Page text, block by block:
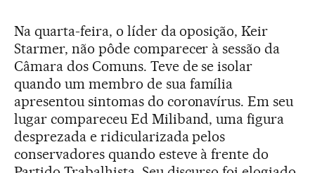
Na quarta-feira, o líder da oposição, Keir
Starmer, não pôde comparecer à sessão da
Câmara dos Comuns. Teve de se isolar
quando um membro de sua família
apresentou sintomas do coronavírus. Em seu
lugar compareceu Ed Miliband, uma figura
desprezada e ridicularizada pelos
conservadores quando esteve à frente do